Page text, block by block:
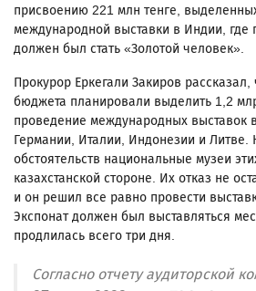
присвоению 221 млн тенге,
международной выставки в Индии, где
должен был стать «Золотой человек».
Прокурор Еркегали Закиров
бюджета планировали выделить 1,2
проведение международных выставок
Германии, Италии, Индонезии и Литве.
обстоятельств национальные музеи
казахстанской стороне. Их отказ не
и он решил все равно провести
Экспонат должен был выставляться
продлилась всего три дня.
Согласно отчету аудиторской